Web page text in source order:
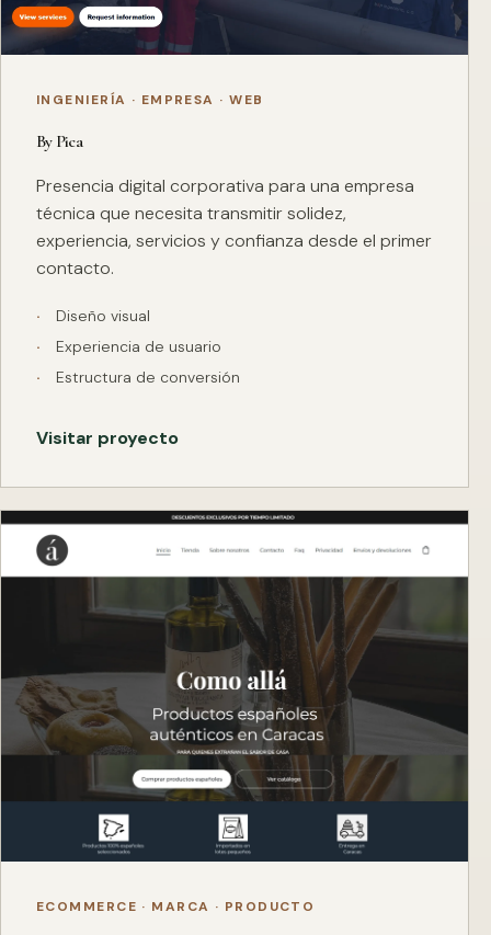
INGENIERÍA · EMPRESA · WEB
By Pica
Presencia digital corporativa para una empresa
técnica que necesita transmitir solidez,
experiencia, servicios y confianza desde el primer
contacto.
Diseño visual
Experiencia de usuario
Estructura de conversión
Visitar proyecto
ECOMMERCE · MARCA · PRODUCTO